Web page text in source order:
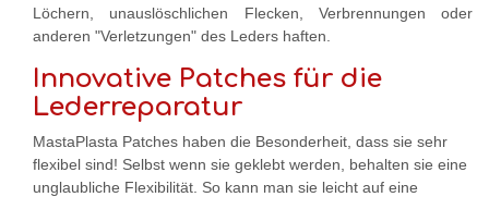
Löchern, unauslöschlichen Flecken, Verbrennungen oder
anderen "Verletzungen" des Leders haften.
Innovative Patches für die
Lederreparatur
MastaPlasta Patches haben die Besonderheit, dass sie sehr
flexibel sind! Selbst wenn sie geklebt werden, behalten sie eine
unglaubliche Flexibilität. So kann man sie leicht auf eine